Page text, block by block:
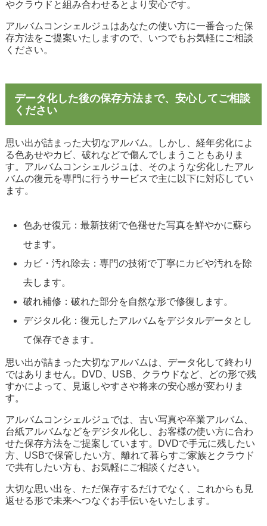
やクラウドと組み合わせるとより安心です。
アルバムコンシェルジュはあなたの使い方に一番合った保
存方法をご提案いたしますので、いつでもお気軽にご相談
ください。
データ化した後の保存方法まで、安心してご相談
ください
思い出が詰まった大切なアルバム。しかし、経年劣化によ
る色あせやカビ、破れなどで傷んでしまうこともありま
す。アルバムコンシェルジュは、そのような劣化したアル
バムの復元を専門に行うサービスで主に以下に対応してい
ます。
色あせ復元：最新技術で色褪せた写真を鮮やかに蘇ら
せます。
カビ・汚れ除去：専門の技術で丁寧にカビや汚れを除
去します。
破れ補修：破れた部分を自然な形で修復します。
デジタル化：復元したアルバムをデジタルデータとし
て保存できます。
思い出が詰まった大切なアルバムは、データ化して終わり
ではありません。DVD、USB、クラウドなど、どの形で残
すかによって、見返しやすさや将来の安心感が変わりま
す。
アルバムコンシェルジュでは、古い写真や卒業アルバム、
台紙アルバムなどをデジタル化し、お客様の使い方に合わ
せた保存方法をご提案しています。DVDで手元に残したい
方、USBで保管したい方、離れて暮らすご家族とクラウド
で共有したい方も、お気軽にご相談ください。
大切な思い出を、ただ保存するだけでなく、これからも見
返せる形で未来へつなぐお手伝いをいたします。